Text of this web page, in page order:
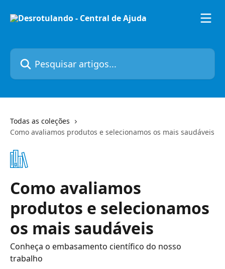
Pesquisar artigos...
Todas as coleções
Como avaliamos produtos e selecionamos os mais saudáveis
Como avaliamos
produtos e selecionamos
os mais saudáveis
Conheça o embasamento científico do nosso
trabalho